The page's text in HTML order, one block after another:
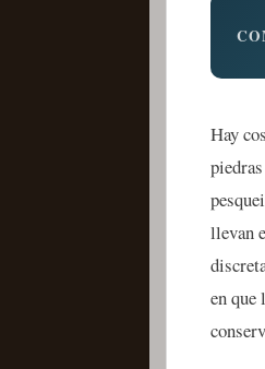
Hay
llevan
en que